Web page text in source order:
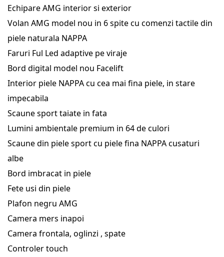
Echipare AMG interior si exterior
Volan AMG model nou in 6 spite cu comenzi tactile din
piele naturala NAPPA
Faruri Ful Led adaptive pe viraje
Bord digital model nou Facelift
Interior piele NAPPA cu cea mai fina piele, in stare
impecabila
Scaune sport taiate in fata
Lumini ambientale premium in 64 de culori
Scaune din piele sport cu piele fina NAPPA cusaturi
albe
Bord imbracat in piele
Fete usi din piele
Plafon negru AMG
Camera mers inapoi
Camera frontala, oglinzi , spate
Controler touch